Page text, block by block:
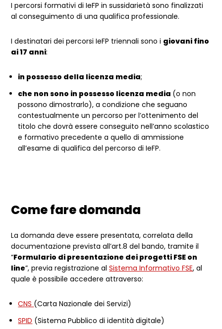
I percorsi formativi di IeFP in sussidarietà sono finalizzati
al conseguimento di una qualifica professionale.
I destinatari dei percorsi IeFP triennali sono i giovani fino
ai 17 anni:
in possesso della licenza media;
che non sono in possesso licenza media (o non
possono dimostrarlo), a condizione che seguano
contestualmente un percorso per l’ottenimento del
titolo che dovrà essere conseguito nell’anno scolastico
e formativo precedente a quello di ammissione
all’esame di qualifica del percorso di IeFP.
Come fare domanda
La domanda deve essere presentata, correlata della
documentazione prevista all’art.8 del bando, tramite il
“Formulario di presentazione dei progetti FSE on
line”, previa registrazione alSistema Informativo FSE, al
quale è possibile accedere attraverso:
CNS (Carta Nazionale dei Servizi)
SPID (Sistema Pubblico di identità digitale)